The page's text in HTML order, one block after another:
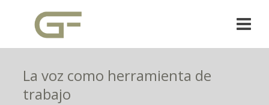
La voz como herramienta de
trabajo